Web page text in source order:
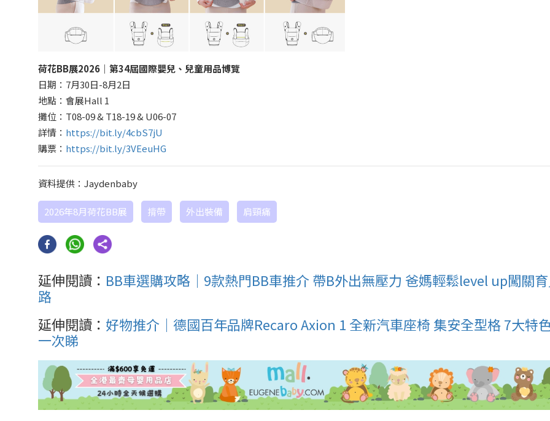
荷花BB展2026｜第34屆國際嬰兒、兒童用品博覽
日期：7月30日-8月2日
地點：會展Hall 1
攤位：T08-09 & T18-19 & U06-07
詳情： https://bit.ly/4cbS7jU
購票： https://bit.ly/3VEeuHG
資料提供：Jaydenbaby
2026年8月荷花BB展 揹帶 外出裝備 肩頸痛
延伸閱讀： BB車選購攻略｜9款熱門BB車推介 帶B外出無壓力 爸媽輕鬆level up闖關
路
延伸閱讀： 好物推介｜德國百年品牌Recaro Axion 1 全新汽車座椅 集安全型格 7大特
一次睇